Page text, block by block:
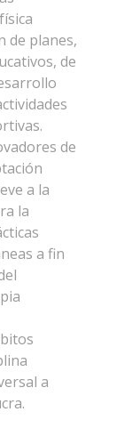
de planes,
de
de
a la
la
a fin
a